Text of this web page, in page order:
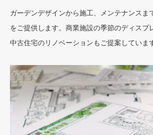
ガーデンデザインから施工、メンテナンスま
をご提供します。商業施設の季節のディスプ
中古住宅のリノベーションもご提案していま